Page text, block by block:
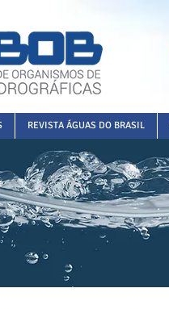
REVISTA ÁGUAS DO BRASIL